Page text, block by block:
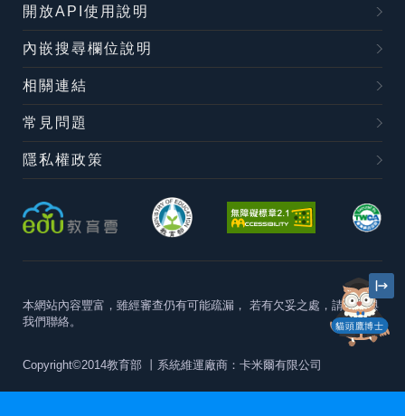
貓頭鷹博士
開放API使用說明
內嵌搜尋欄位說明
相關連結
常見問題
隱私權政策
本網站內容豐富，雖經審查仍有可能疏漏， 若有欠妥之處，請隨時與
我們聯絡。
Copyright©2014教育部 丨系統維運廠商：卡米爾有限公司